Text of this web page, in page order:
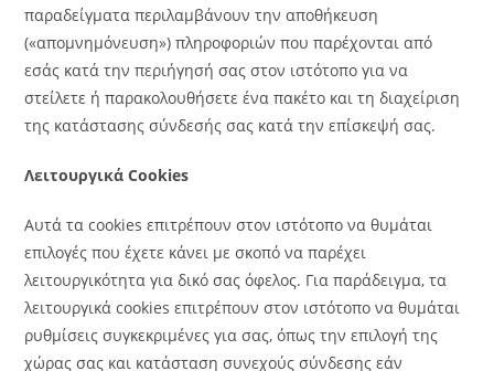
παραδείγματα περιλαμβάνουν την αποθήκευση
(«απομνημόνευση») πληροφοριών που παρέχονται από
εσάς κατά την περιήγησή σας στον ιστότοπο για να
στείλετε ή παρακολουθήσετε ένα πακέτο και τη διαχείριση
της κατάστασης σύνδεσής σας κατά την επίσκεψή σας.
Λειτουργικά Cookies
Αυτά τα cookies επιτρέπουν στον ιστότοπο να θυμάται
επιλογές που έχετε κάνει με σκοπό να παρέχει
λειτουργικότητα για δικό σας όφελος. Για παράδειγμα, τα
λειτουργικά cookies επιτρέπουν στον ιστότοπο να θυμάται
ρυθμίσεις συγκεκριμένες για σας, όπως την επιλογή της
χώρας σας και κατάσταση συνεχούς σύνδεσης εάν